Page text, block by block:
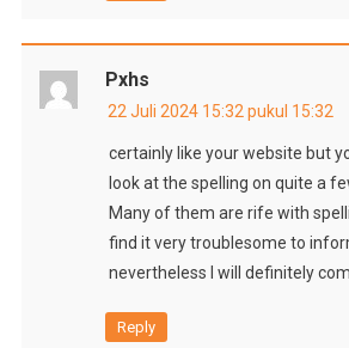
Pxhs
22 Juli 2024 15:32 pukul 15:32
certainly like your website but
look at the spelling on quite a
Many of them are rife with
find it very troublesome to
nevertheless I will definitely
Reply